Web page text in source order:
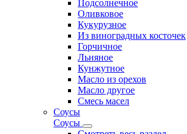
Подсолнечное
Оливковое
Кукурузное
Из виноградных косточек
Горчичное
Льняное
Кунжутное
Масло из орехов
Масло другое
Смесь масел
Соусы
Соусы